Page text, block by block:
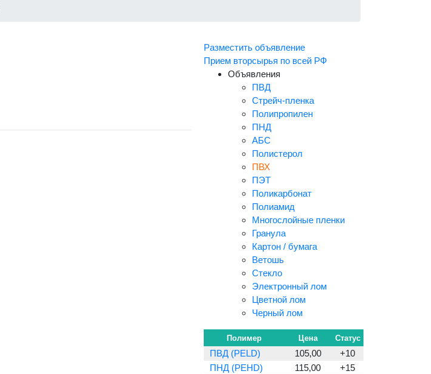
Разместить объявление
Прием вторсырья по всей РФ
Объявления
ПВД
Стрейч-пленка
Полипропилен
ПНД
АБС
Полистерол
ПВХ
ПЭТ
Поликарбонат
Полиамид
Многослойные пленки
Гранула
Картон / бумага
Ветошь
Стекло
Электронный лом
Цветной лом
Черный лом
Полимер Цена Статус
ПВД (PELD) 105,00
+10
ПНД (PEHD)
115,00
+15